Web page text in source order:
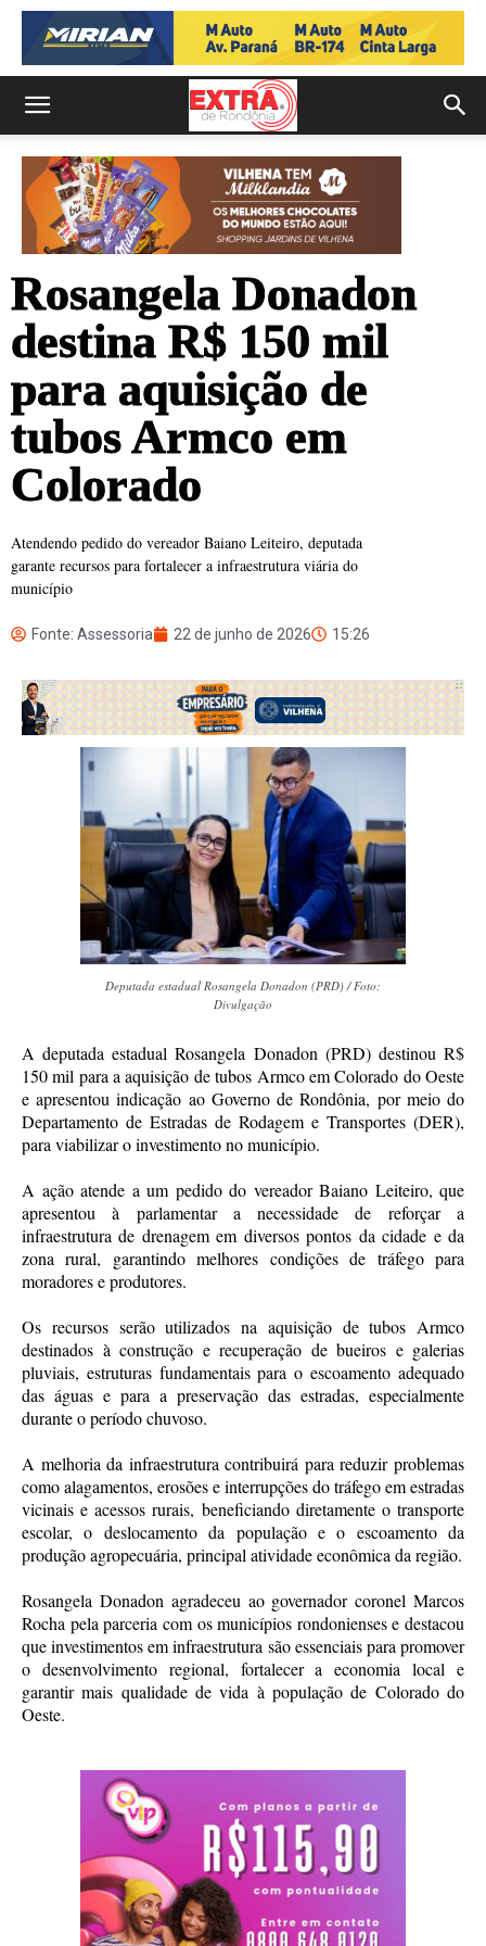
Rosangela Donadon
destina R$ 150 mil
para aquisição de
tubos Armco em
Colorado
Atendendo pedido do vereador Baiano Leiteiro, deputada
garante recursos para fortalecer a infraestrutura viária do
município
Fonte: Assessoria 22 de junho de 2026 15:26
Deputada estadual Rosangela Donadon (PRD) / Foto:
Divulgação
A deputada estadual Rosangela Donadon (PRD) destinou R$
150 mil para a aquisição de tubos Armco em Colorado do Oeste
e apresentou indicação ao Governo de Rondônia, por meio do
Departamento de Estradas de Rodagem e Transportes (DER),
para viabilizar o investimento no município.
A ação atende a um pedido do vereador Baiano Leiteiro, que
apresentou à parlamentar a necessidade de reforçar a
infraestrutura de drenagem em diversos pontos da cidade e da
zona rural, garantindo melhores condições de tráfego para
moradores e produtores.
Os recursos serão utilizados na aquisição de tubos Armco
destinados à construção e recuperação de bueiros e galerias
pluviais, estruturas fundamentais para o escoamento adequado
das águas e para a preservação das estradas, especialmente
durante o período chuvoso.
A melhoria da infraestrutura contribuirá para reduzir problemas
como alagamentos, erosões e interrupções do tráfego em estradas
vicinais e acessos rurais, beneficiando diretamente o transporte
escolar, o deslocamento da população e o escoamento da
produção agropecuária, principal atividade econômica da região.
Rosangela Donadon agradeceu ao governador coronel Marcos
Rocha pela parceria com os municípios rondonienses e destacou
que investimentos em infraestrutura são essenciais para promover
o desenvolvimento regional, fortalecer a economia local e
garantir mais qualidade de vida à população de Colorado do
Oeste.